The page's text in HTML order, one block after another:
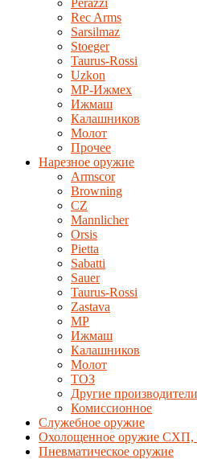
Perazzi
Rec Arms
Sarsilmaz
Stoeger
Taurus-Rossi
Uzkon
MP-Ижмех
Ижмаш
Калашников
Молот
Прочее
Нарезное оружие
Armscor
Browning
CZ
Mannlicher
Orsis
Pietta
Sabatti
Sauer
Taurus-Rossi
Zastava
MP
Ижмаш
Калашников
Молот
ТОЗ
Другие производители
Комиссионное
Служебное оружие
Охолощенное оружие
Пневматическое оружие